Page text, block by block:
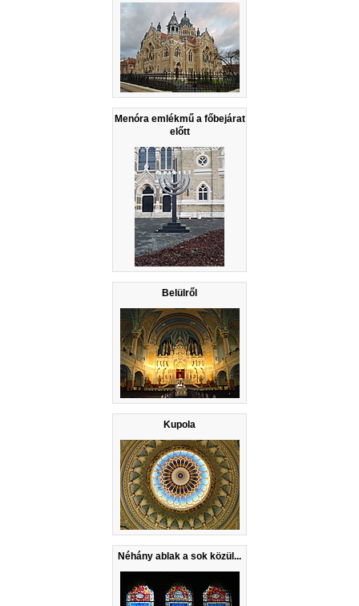
Menóra emlékmű a főbejárat
előtt
Belülről
Kupola
Néhány ablak a sok közül...